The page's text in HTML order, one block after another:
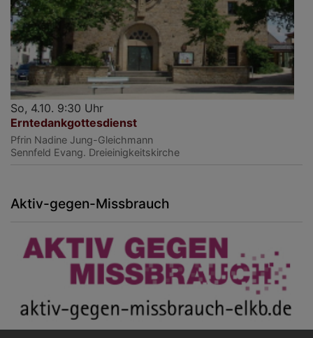
So, 4.10. 9:30 Uhr
Erntedankgottesdienst
Pfrin Nadine Jung-Gleichmann
Sennfeld Evang. Dreieinigkeitskirche
Aktiv-gegen-Missbrauch